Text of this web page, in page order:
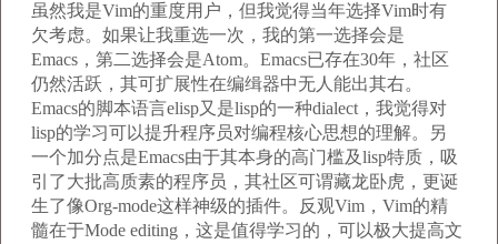
虽然我是Vim的重度用户，但我觉得当年选择Vim时有
欠考虑。如果让我重选一次，我的第一选择会是
Emacs，第二选择会是Atom。Emacs已存在30年，社区
仍然活跃，其可扩展性在编缉器中无人能出其右。
Emacs的脚本语言elisp又是lisp的一种dialect，我觉得对
lisp的学习可以提升程序员对编程核心思想的理解。另
一个加分点是Emacs由于其本身的高门槛及lisp特质，吸
引了大批高质素的程序员，其社区可谓藏龙卧虎，更诞
生了像Org-mode这样神级的插件。反观Vim，Vim的精
髓在于Mode editing，这是值得学习的，可以极大提高文